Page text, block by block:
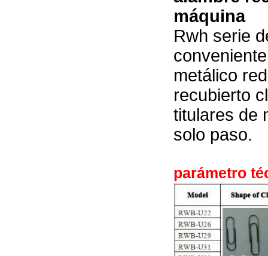
máquina
Rwh serie
metálico
recubierto
titulares de
solo paso.
parámetro